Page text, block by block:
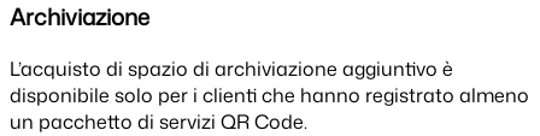
Archiviazione
L’acquisto di spazio di archiviazione aggiuntivo è
disponibile solo per i clienti che hanno registrato almeno
un pacchetto di servizi QR Code.